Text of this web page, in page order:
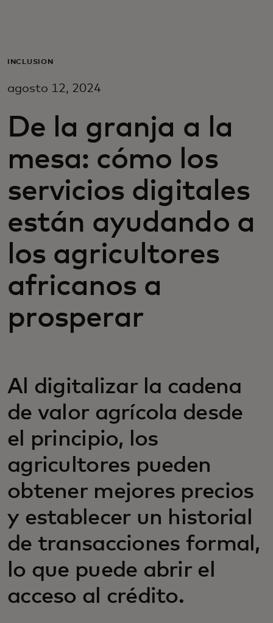
Para empresas
Para innovadores
Noticias y tendencias
INCLUSIÓN
agosto 12, 2024
De la granja a la
mesa: cómo los
servicios digitales
están ayudando a
los agricultores
africanos a
prosperar
Al digitalizar la cadena
de valor agrícola desde
el principio, los
agricultores pueden
obtener mejores precios
y establecer un historial
de transacciones formal,
lo que puede abrir el
acceso al crédito.